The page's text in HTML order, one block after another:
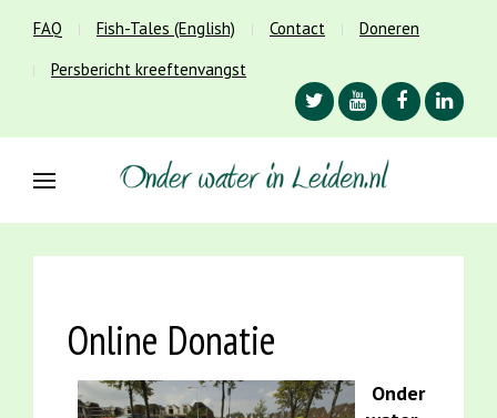
FAQ Fish-Tales (English) Contact
Doneren
Persbericht kreeftenvangst
Online Donatie
Onder